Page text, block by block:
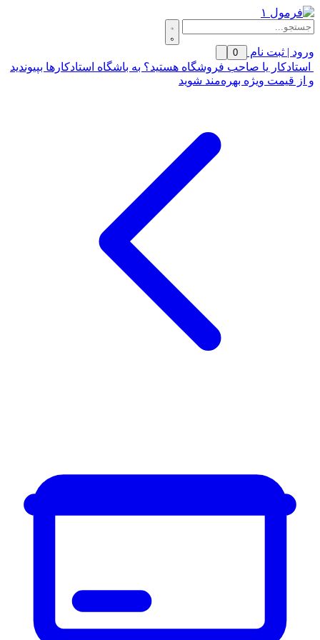
ورود | ثبت نام 0
استادکار یا صاحب فروشگاه هستید؟ به باشگاه استادکارها بپیوندید
و از قیمت ویژه بهره‌مند شوید